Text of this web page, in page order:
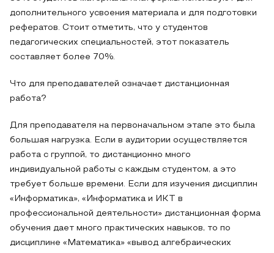
дополнительного усвоения материала и для подготовки
рефератов. Стоит отметить, что у студентов
педагогических специальностей, этот показатель
составляет более 70%.
Что для преподавателей означает дистанционная
работа?
Для преподавателя на первоначальном этапе это была
большая нагрузка. Если в аудитории осуществляется
работа с группой, то дистанционно много
индивидуальной работы с каждым студентом, а это
требует больше времени. Если для изучения дисциплин
«Информатика», «Информатика и ИКТ в
профессиональной деятельности» дистанционная форма
обучения дает много практических навыков, то по
дисциплине «Математика» «вывод алгебраических